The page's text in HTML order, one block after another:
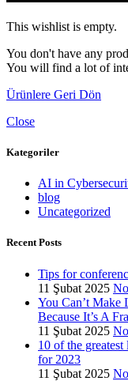
This wishlist is empty.
You don't have any
You will find a lot of
Ürünlere Geri Dön
Close
Kategoriler
AI in
blog
Uncategorized
Recent Posts
Tips for
11 Şubat 2025
You Can’t Make
Because It’s A
11 Şubat 2025
10 of the
for 2023
11 Şubat 2025